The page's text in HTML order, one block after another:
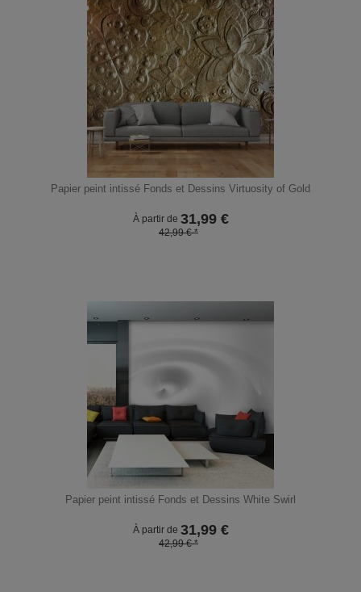
Papier peint intissé Fonds et Dessins Virtuosity of Gold
À partir de 31,99€
42,99 € *
Papier peint intissé Fonds et Dessins White Swirl
À partir de 31,99€
42,99 € *